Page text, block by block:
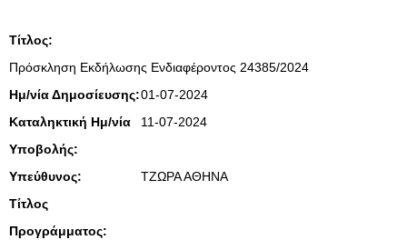
Τίτλος:
Πρόσκληση Εκδήλωσης Ενδιαφέροντος 24385/2024
Ημ/νία Δημοσίευσης:01-07-2024
Καταληκτική Ημ/νία
Υποβολής:
11-07-2024
Υπεύθυνος:
ΤΖΩΡΑ ΑΘΗΝΑ
Τίτλος
Προγράμματος: